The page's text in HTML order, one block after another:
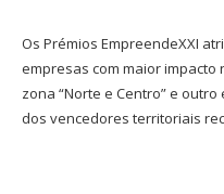
Os Prémios EmpreendeXXI
empresas com maior impacto
zona “Norte e Centro” e outro
dos vencedores territoriais